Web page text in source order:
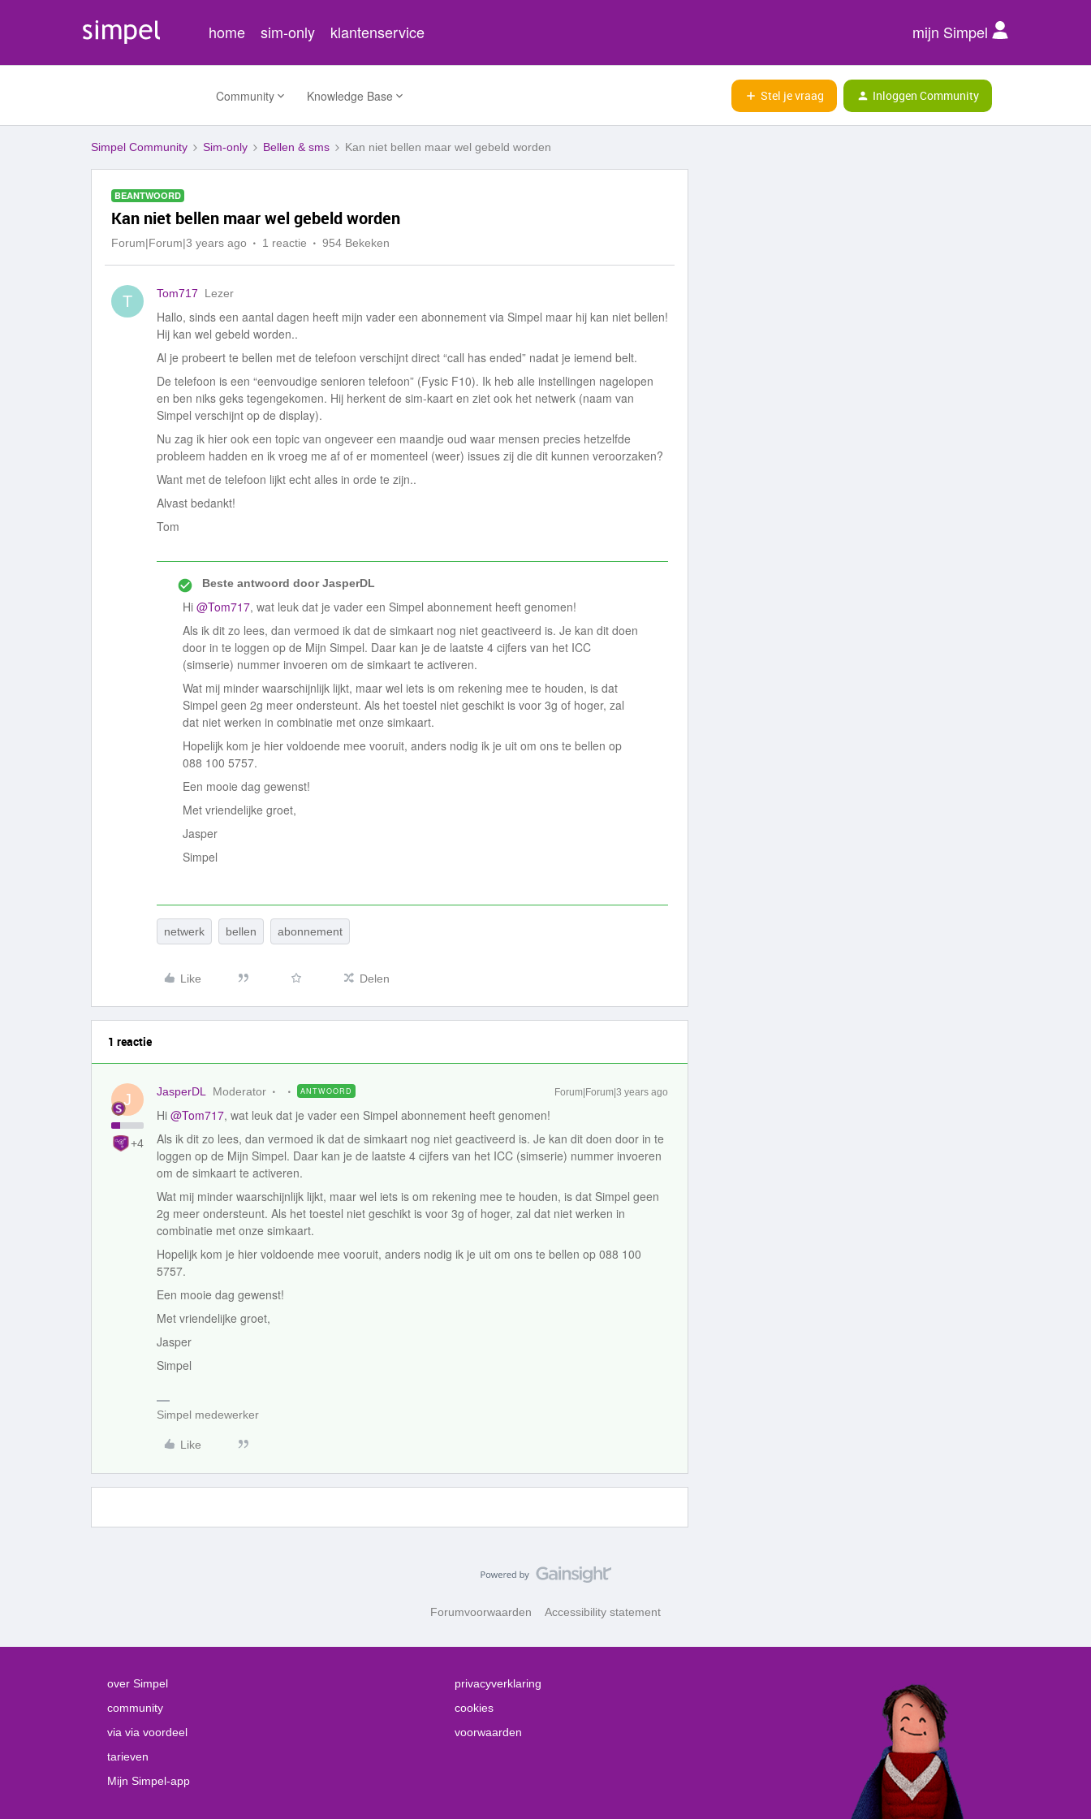
home sim-only klantenservice mijn Simpel
Community Knowledge Base Stel je vraag Inloggen Community
Simpel Community Sim-only Bellen & sms Kan niet bellen maar wel gebeld worden
BEANTWOORD
Kan niet bellen maar wel gebeld worden
Forum|Forum|3 years ago 1 reactie 954 Bekeken
T Tom717 Lezer
Hallo, sinds een aantal dagen heeft mijn vader een abonnement via Simpel maar hij kan niet bellen!
Hij kan wel gebeld worden..
Al je probeert te bellen met de telefoon verschijnt direct “call has ended” nadat je iemend belt.
De telefoon is een “eenvoudige senioren telefoon” (Fysic F10). Ik heb alle instellingen nagelopen
en ben niks geks tegengekomen. Hij herkent de sim-kaart en ziet ook het netwerk (naam van
Simpel verschijnt op de display).
Nu zag ik hier ook een topic van ongeveer een maandje oud waar mensen precies hetzelfde
probleem hadden en ik vroeg me af of er momenteel (weer) issues zij die dit kunnen veroorzaken?
Want met de telefoon lijkt echt alles in orde te zijn..
Alvast bedankt!
Tom
Beste antwoord doorJasperDL
Hi @Tom717, wat leuk dat je vader een Simpel abonnement heeft genomen!
Als ik dit zo lees, dan vermoed ik dat de simkaart nog niet geactiveerd is. Je kan dit doen
door in te loggen op de Mijn Simpel. Daar kan je de laatste 4 cijfers van het ICC
(simserie) nummer invoeren om de simkaart te activeren.
Wat mij minder waarschijnlijk lijkt, maar wel iets is om rekening mee te houden, is dat
Simpel geen 2g meer ondersteunt. Als het toestel niet geschikt is voor 3g of hoger, zal
dat niet werken in combinatie met onze simkaart.
Hopelijk kom je hier voldoende mee vooruit, anders nodig ik je uit om ons te bellen op
088 100 5757.
Een mooie dag gewenst!
Met vriendelijke groet,
Jasper
Simpel
netwerk bellen abonnement
Like Delen
1 reactie
J
+4
JasperDL Moderator ANTWOORD Forum|Forum|3 years ago
Hi @Tom717, wat leuk dat je vader een Simpel abonnement heeft genomen!
Als ik dit zo lees, dan vermoed ik dat de simkaart nog niet geactiveerd is. Je kan dit doen door in te
loggen op de Mijn Simpel. Daar kan je de laatste 4 cijfers van het ICC (simserie) nummer invoeren
om de simkaart te activeren.
Wat mij minder waarschijnlijk lijkt, maar wel iets is om rekening mee te houden, is dat Simpel geen
2g meer ondersteunt. Als het toestel niet geschikt is voor 3g of hoger, zal dat niet werken in
combinatie met onze simkaart.
Hopelijk kom je hier voldoende mee vooruit, anders nodig ik je uit om ons te bellen op 088 100
5757.
Een mooie dag gewenst!
Met vriendelijke groet,
Jasper
Simpel
Simpel medewerker
Like
Forumvoorwaarden Accessibility statement
over Simpel
community
via via voordeel
tarieven
Mijn Simpel-app
privacyverklaring
cookies
voorwaarden